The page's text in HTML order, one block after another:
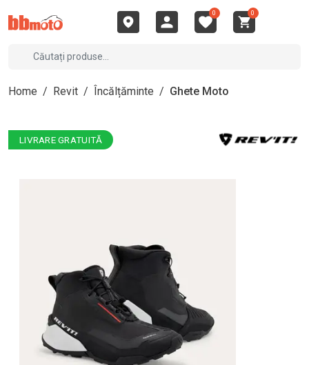
0 0
Home / Revit / Încălțăminte / Ghete Moto
LIVRARE GRATUITĂ